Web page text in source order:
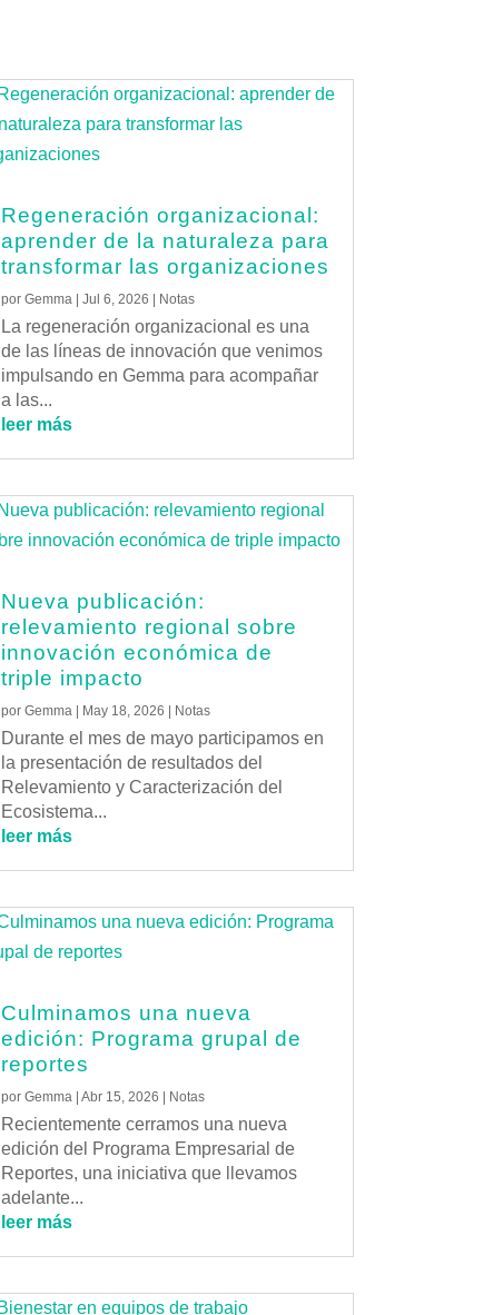
Regeneración organizacional:
aprender de la naturaleza para
transformar las organizaciones
por Gemma | Jul 6, 2026 | Notas
La regeneración organizacional es una
de las líneas de innovación que venimos
impulsando en Gemma para acompañar
a las...
leer más
Nueva publicación:
relevamiento regional sobre
innovación económica de
triple impacto
por Gemma | May 18, 2026 | Notas
Durante el mes de mayo participamos en
la presentación de resultados del
Relevamiento y Caracterización del
Ecosistema...
leer más
Culminamos una nueva
edición: Programa grupal de
reportes
por Gemma| Abr 15, 2026 Notas
Recientemente cerramos una nueva
edición del Programa Empresarial de
Reportes, una iniciativa que llevamos
adelante...
leer más